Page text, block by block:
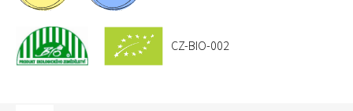
CZ-BIO-002